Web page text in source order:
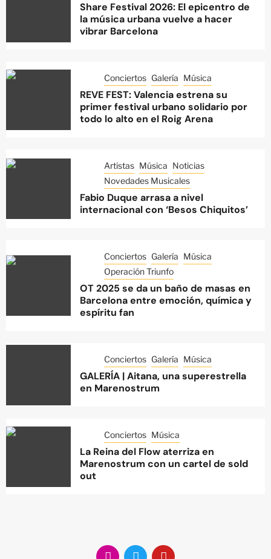
Share Festival 2026: El epicentro de
la música urbana vuelve a hacer
vibrar Barcelona
Conciertos Galería Música
REVE FEST: Valencia estrena su
primer festival urbano solidario por
todo lo alto en el Roig Arena
Artistas Música Noticias
Novedades Musicales
Fabio Duque arrasa a nivel
internacional con ‘Besos Chiquitos’
Conciertos Galería Música
Operación Triunfo
OT 2025 se da un baño de masas en
Barcelona entre emoción, química y
espíritu fan
Conciertos Galería Música
GALERÍA | Aitana, una superestrella
en Marenostrum
Conciertos Música
La Reina del Flow aterriza en
Marenostrum con un cartel de sold
out